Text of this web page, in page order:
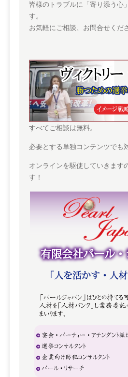
皆様のトラブルに「寄り添う心
す。
お気軽にご相談、お問合せくだ
すべてご相談は無料。
必要とする単独コンテンツでも
オンラインを駆使していきます
す！